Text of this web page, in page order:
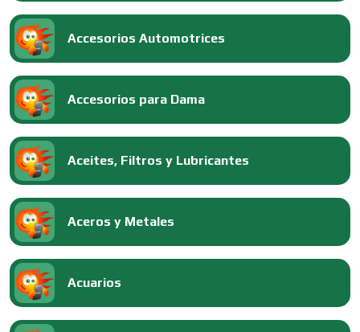
Accesorios Automotrices
Accesorios para Dama
Aceites, Filtros y Lubricantes
Aceros y Metales
Acuarios